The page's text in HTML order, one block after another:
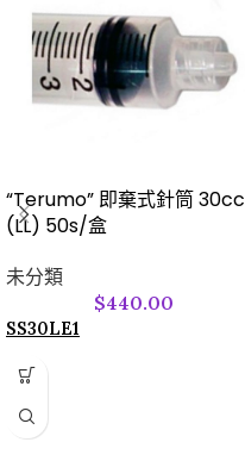
“Terumo” 即棄式針筒 30cc
(LL) 50s/盒
未分類
$440.00
SS30LE1